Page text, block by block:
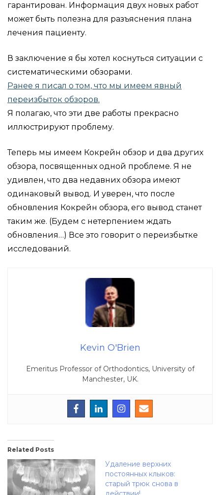
гарантирован. Информация двух новых работ
может быть полезна для разъяснения плана
лечения пациенту.
В заключение я бы хотел коснуться ситуации с
систематическими обзорами.
Ранее я писал о том, что мы имеем явный
переизбыток обзоров.
Я полагаю, что эти две работы прекрасно
иллюстрируют проблему.
Теперь мы имеем Кокрейн обзор и два других
обзора, посвященных одной проблеме. Я не
удивлен, что два недавних обзора имеют
одинаковый вывод. И уверен, что после
обновления Кокрейн обзора, его вывод станет
таким же. (Будем с нетерпением ждать
обновления…) Все это говорит о переизбытке
исследований.
Kevin O'Brien
Emeritus Professor of Orthodontics, University of
Manchester, UK.
Related Posts
Удаление верхних
постоянных клыков:
старый трюк снова в